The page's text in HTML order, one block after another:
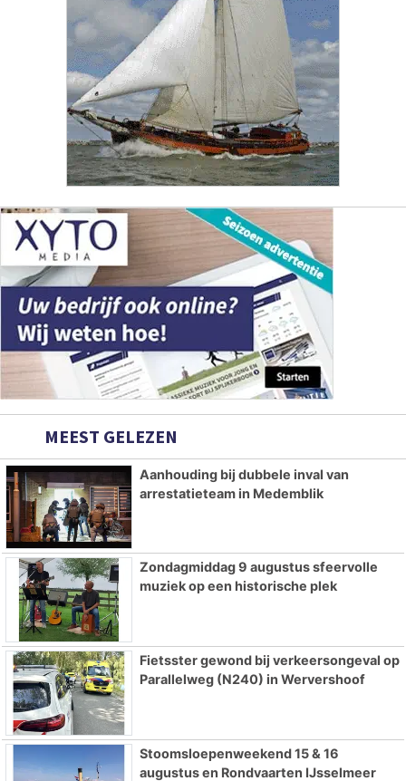
MEEST GELEZEN
Aanhouding bij dubbele inval van
arrestatieteam in Medemblik
Zondagmiddag 9 augustus sfeervolle
muziek op een historische plek
Fietsster gewond bij verkeersongeval op
Parallelweg (N240) in Wervershoof
Stoomsloepenweekend 15 & 16
augustus en Rondvaarten IJsselmeer